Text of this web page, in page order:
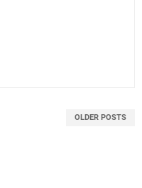
OLDER POSTS